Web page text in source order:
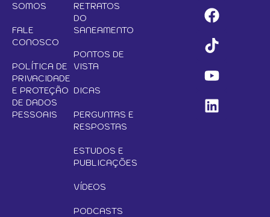
SOMOS
FALE
CONOSCO
POLÍTICA DE
PRIVACIDADE
E PROTEÇÃO
DE DADOS
PESSOAIS
RETRATOS
DO
SANEAMENTO
PONTOS DE
VISTA
DICAS
PERGUNTAS E
RESPOSTAS
ESTUDOS E
PUBLICAÇÕES
VÍDEOS
PODCASTS